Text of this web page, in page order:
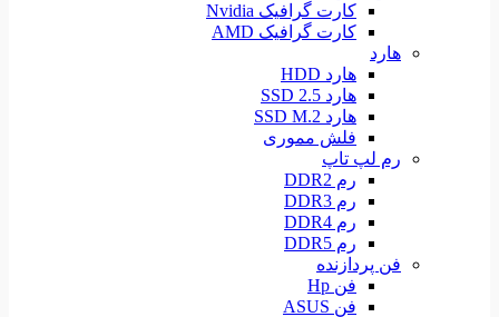
کارت گرافیک Nvidia
کارت گرافیک AMD
هارد
هارد HDD
هارد SSD 2.5
هارد SSD M.2
فلش مموری
رم لپ تاپ
رم DDR2
رم DDR3
رم DDR4
رم DDR5
فن پردازنده
فن Hp
فن ASUS